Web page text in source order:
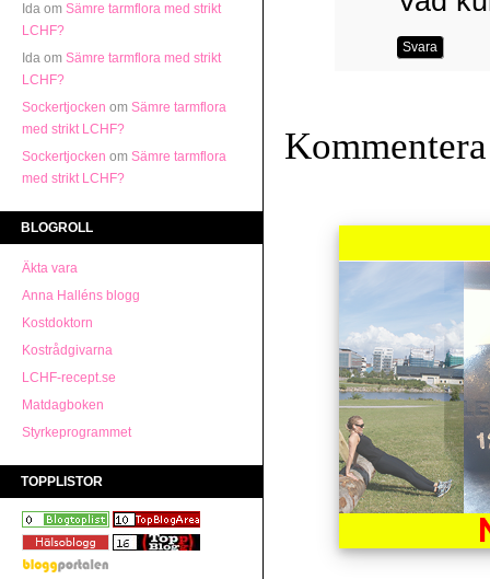
Ida om Sämre tarmflora med strikt
LCHF?
Ida om Sämre tarmflora med strikt
LCHF?
Sockertjocken om Sämre tarmflora
med strikt LCHF?
Sockertjocken om Sämre tarmflora
med strikt LCHF?
BLOGROLL
Äkta vara
Anna Halléns blogg
Kostdoktorn
Kostrådgivarna
LCHF-recept.se
Matdagboken
Styrkeprogrammet
TOPPLISTOR
Svara
Kommentera